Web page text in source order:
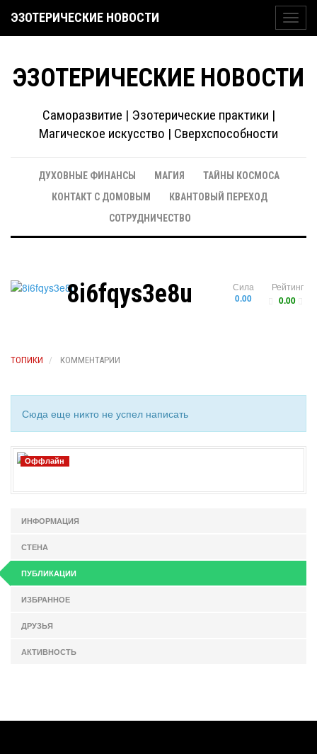
ЭЗОТЕРИЧЕСКИЕ НОВОСТИ
ЭЗОТЕРИЧЕСКИЕ НОВОСТИ
Саморазвитие | Эзотерические практики |
Магическое искусство | Сверхспособности
ДУХОВНЫЕ ФИНАНСЫ МАГИЯ
ТАЙНЫ КОСМОСА
КОНТАКТ С ДОМОВЫМ
КВАНТОВЫЙ ПЕРЕХОД
СОТРУДНИЧЕСТВО
Рейтинг
0.00
Сила
0.00
8i6fqys3e8u
ТОПИКИ КОММЕНТАРИИ
Сюда еще никто не успел написать
Оффлайн
ИНФОРМАЦИЯ
СТЕНА
ПУБЛИКАЦИИ
ИЗБРАННОЕ
ДРУЗЬЯ
АКТИВНОСТЬ